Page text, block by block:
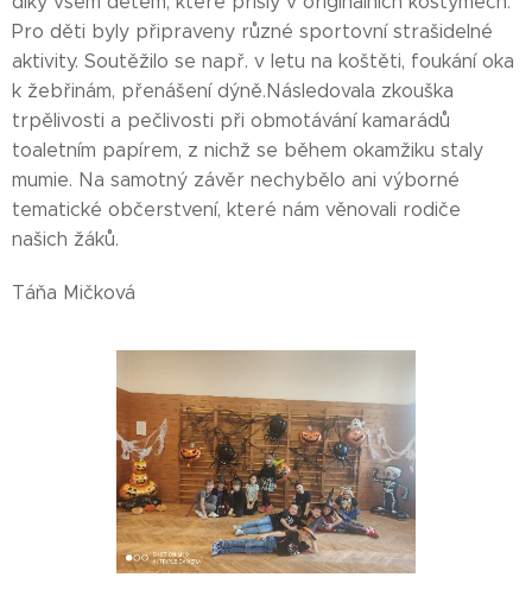
Pro děti byly připraveny různé sportovní strašidelné
aktivity. Soutěžilo se např. v letu na koštěti, foukání oka
k žebřinám, přenášení dýně.Následovala zkouška
trpělivosti a pečlivosti při obmotávání kamarádů
toaletním papírem, z nichž se během okamžiku staly
mumie. Na samotný závěr nechybělo ani výborné
tematické občerstvení, které nám věnovali rodiče
našich žáků.
Táňa Mičková